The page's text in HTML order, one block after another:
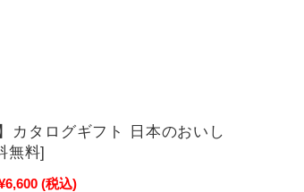
カタログギフト 日本のおいし
無料]
(税込)